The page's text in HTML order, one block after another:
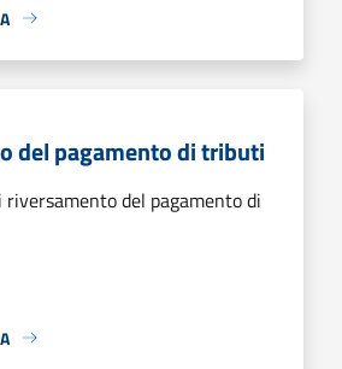
del pagamento di tributi
riversamento del pagamento di